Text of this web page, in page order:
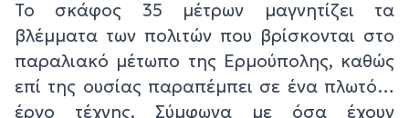
Το σκάφος 35 μέτρων μαγνητίζει τα
βλέμματα των πολιτών που βρίσκονται στο
παραλιακό μέτωπο της Ερμούπολης, καθώς
επί της ουσίας παραπέμπει σε ένα πλωτό…
έργο τέχνης. Σύμφωνα με όσα έχουν